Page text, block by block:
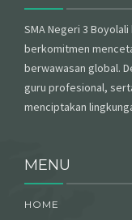
SMA Negeri 3
berkomitmen
berwawasan global.
guru profesional,
menciptakan
MENU
HOME